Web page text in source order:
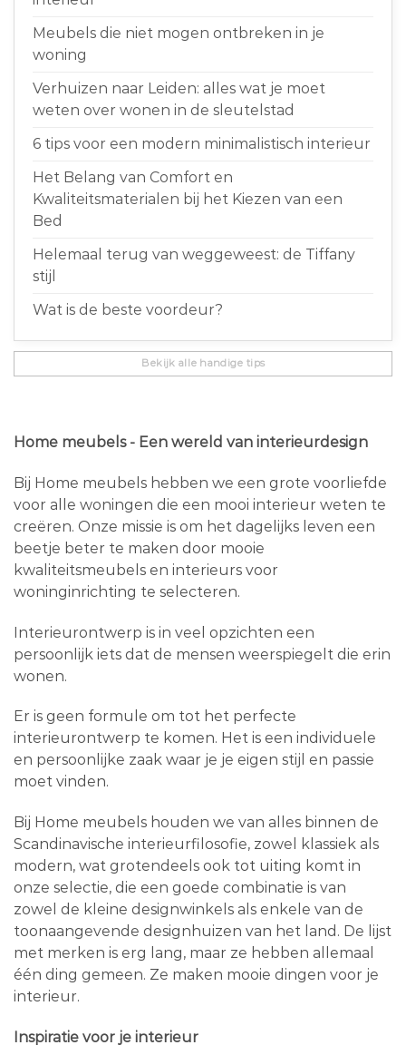
Meubels die niet mogen ontbreken in je
woning
Verhuizen naar Leiden: alles wat je moet
weten over wonen in de sleutelstad
6 tips voor een modern minimalistisch interieur
Het Belang van Comfort en
Kwaliteitsmaterialen bij het Kiezen van een
Bed
Helemaal terug van weggeweest: de Tiffany
stijl
Wat is de beste voordeur?
Bekijk alle handige tips
Home meubels - Een wereld van interieurdesign
Bij Home meubels hebben we een grote voorliefde
voor alle woningen die een mooi interieur weten te
creëren. Onze missie is om het dagelijks leven een
beetje beter te maken door mooie
kwaliteitsmeubels en interieurs voor
woninginrichting te selecteren.
Interieurontwerp is in veel opzichten een
persoonlijk iets dat de mensen weerspiegelt die erin
wonen.
Er is geen formule om tot het perfecte
interieurontwerp te komen. Het is een individuele
en persoonlijke zaak waar je je eigen stijl en passie
moet vinden.
Bij Home meubels houden we van alles binnen de
Scandinavische interieurfilosofie, zowel klassiek als
modern, wat grotendeels ook tot uiting komt in
onze selectie, die een goede combinatie is van
zowel de kleine designwinkels als enkele van de
toonaangevende designhuizen van het land. De lijst
met merken is erg lang, maar ze hebben allemaal
één ding gemeen. Ze maken mooie dingen voor je
interieur.
Inspiratie voor je interieur